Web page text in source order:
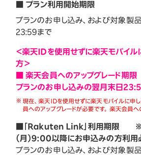
■ プラン利用開始期限
プランのお申し込み、および対象製
23:59まで
＜楽天IDを使用せずに楽天モバイル
方＞
■ 楽天会員へのアップグレード期限
プランのお申し込みの翌月末日
現在、楽天IDを使用せずに楽天モバイルに申
員へのアップグレードが必要です。 楽天会員へ
■「Rakuten Link」利用期限
（月）9:00以降にお申込みの方利用
プランのお申し込み、および対象製